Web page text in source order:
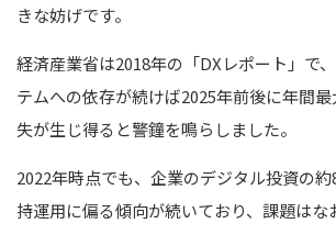
きな妨げです。
経済産業省は2018年の「DXレポート」で
テムへの依存が続けば2025年前後に年間
失が生じ得ると警鐘を鳴らしました。
2022年時点でも、企業のデジタル投資の
持運用に偏る傾向が続いており、課題はな